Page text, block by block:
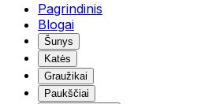
Pagrindinis
Blogai
Šunys
Katės
Graužikai
Paukščiai